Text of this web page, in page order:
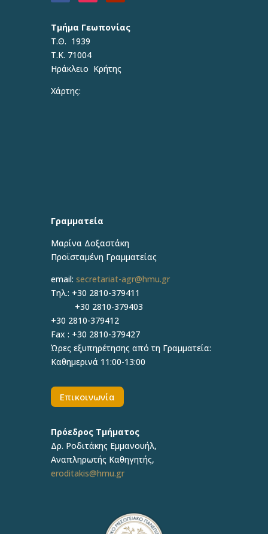
Τμήμα Γεωπονίας
Τ.Θ. 1939
Τ.Κ. 71004
Ηράκλειο Κρήτης
Χάρτης:
Γραμματεία
Μαρίνα Δοξαστάκη
Προϊσταμένη Γραμματείας
email: secretariat-agr@hmu.gr
Τηλ.: +30 2810-379411
+30 2810-379403
+30 2810-379412
Fax : +30 2810-379427
Ώρες εξυπηρέτησης από τη Γραμματεία:
Καθημερινά 11:00-13:00
Επικοινωνία
Πρόεδρος Τμήματος
Δρ. Ροδιτάκης Εμμανουήλ,
Αναπληρωτής Καθηγητής,
eroditakis@hmu.gr